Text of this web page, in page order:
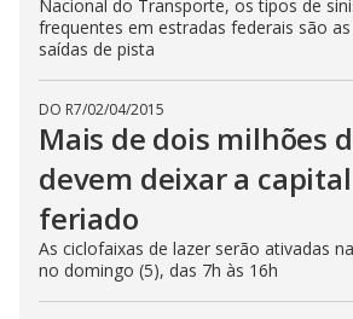
Nacional do Transporte, os tipos de
frequentes em estradas federais são
saídas de pista
DO R7/02/04/2015
Mais de dois milhões
devem deixar a
feriado
As ciclofaixas de lazer serão ativadas
no domingo (5), das 7h às 16h